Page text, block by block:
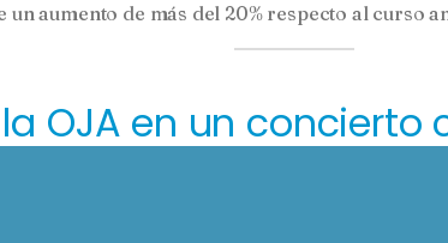
aumento de más del 20% respecto al curso
OJA en un concierto